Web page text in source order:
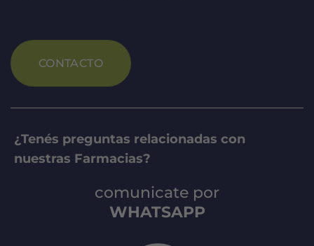
CONTACTO
¿Tenés preguntas relacionadas con
nuestras Farmacias?
comunicate por
WHATSAPP